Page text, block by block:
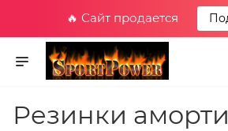
🔥 Сайт продается
Резинки